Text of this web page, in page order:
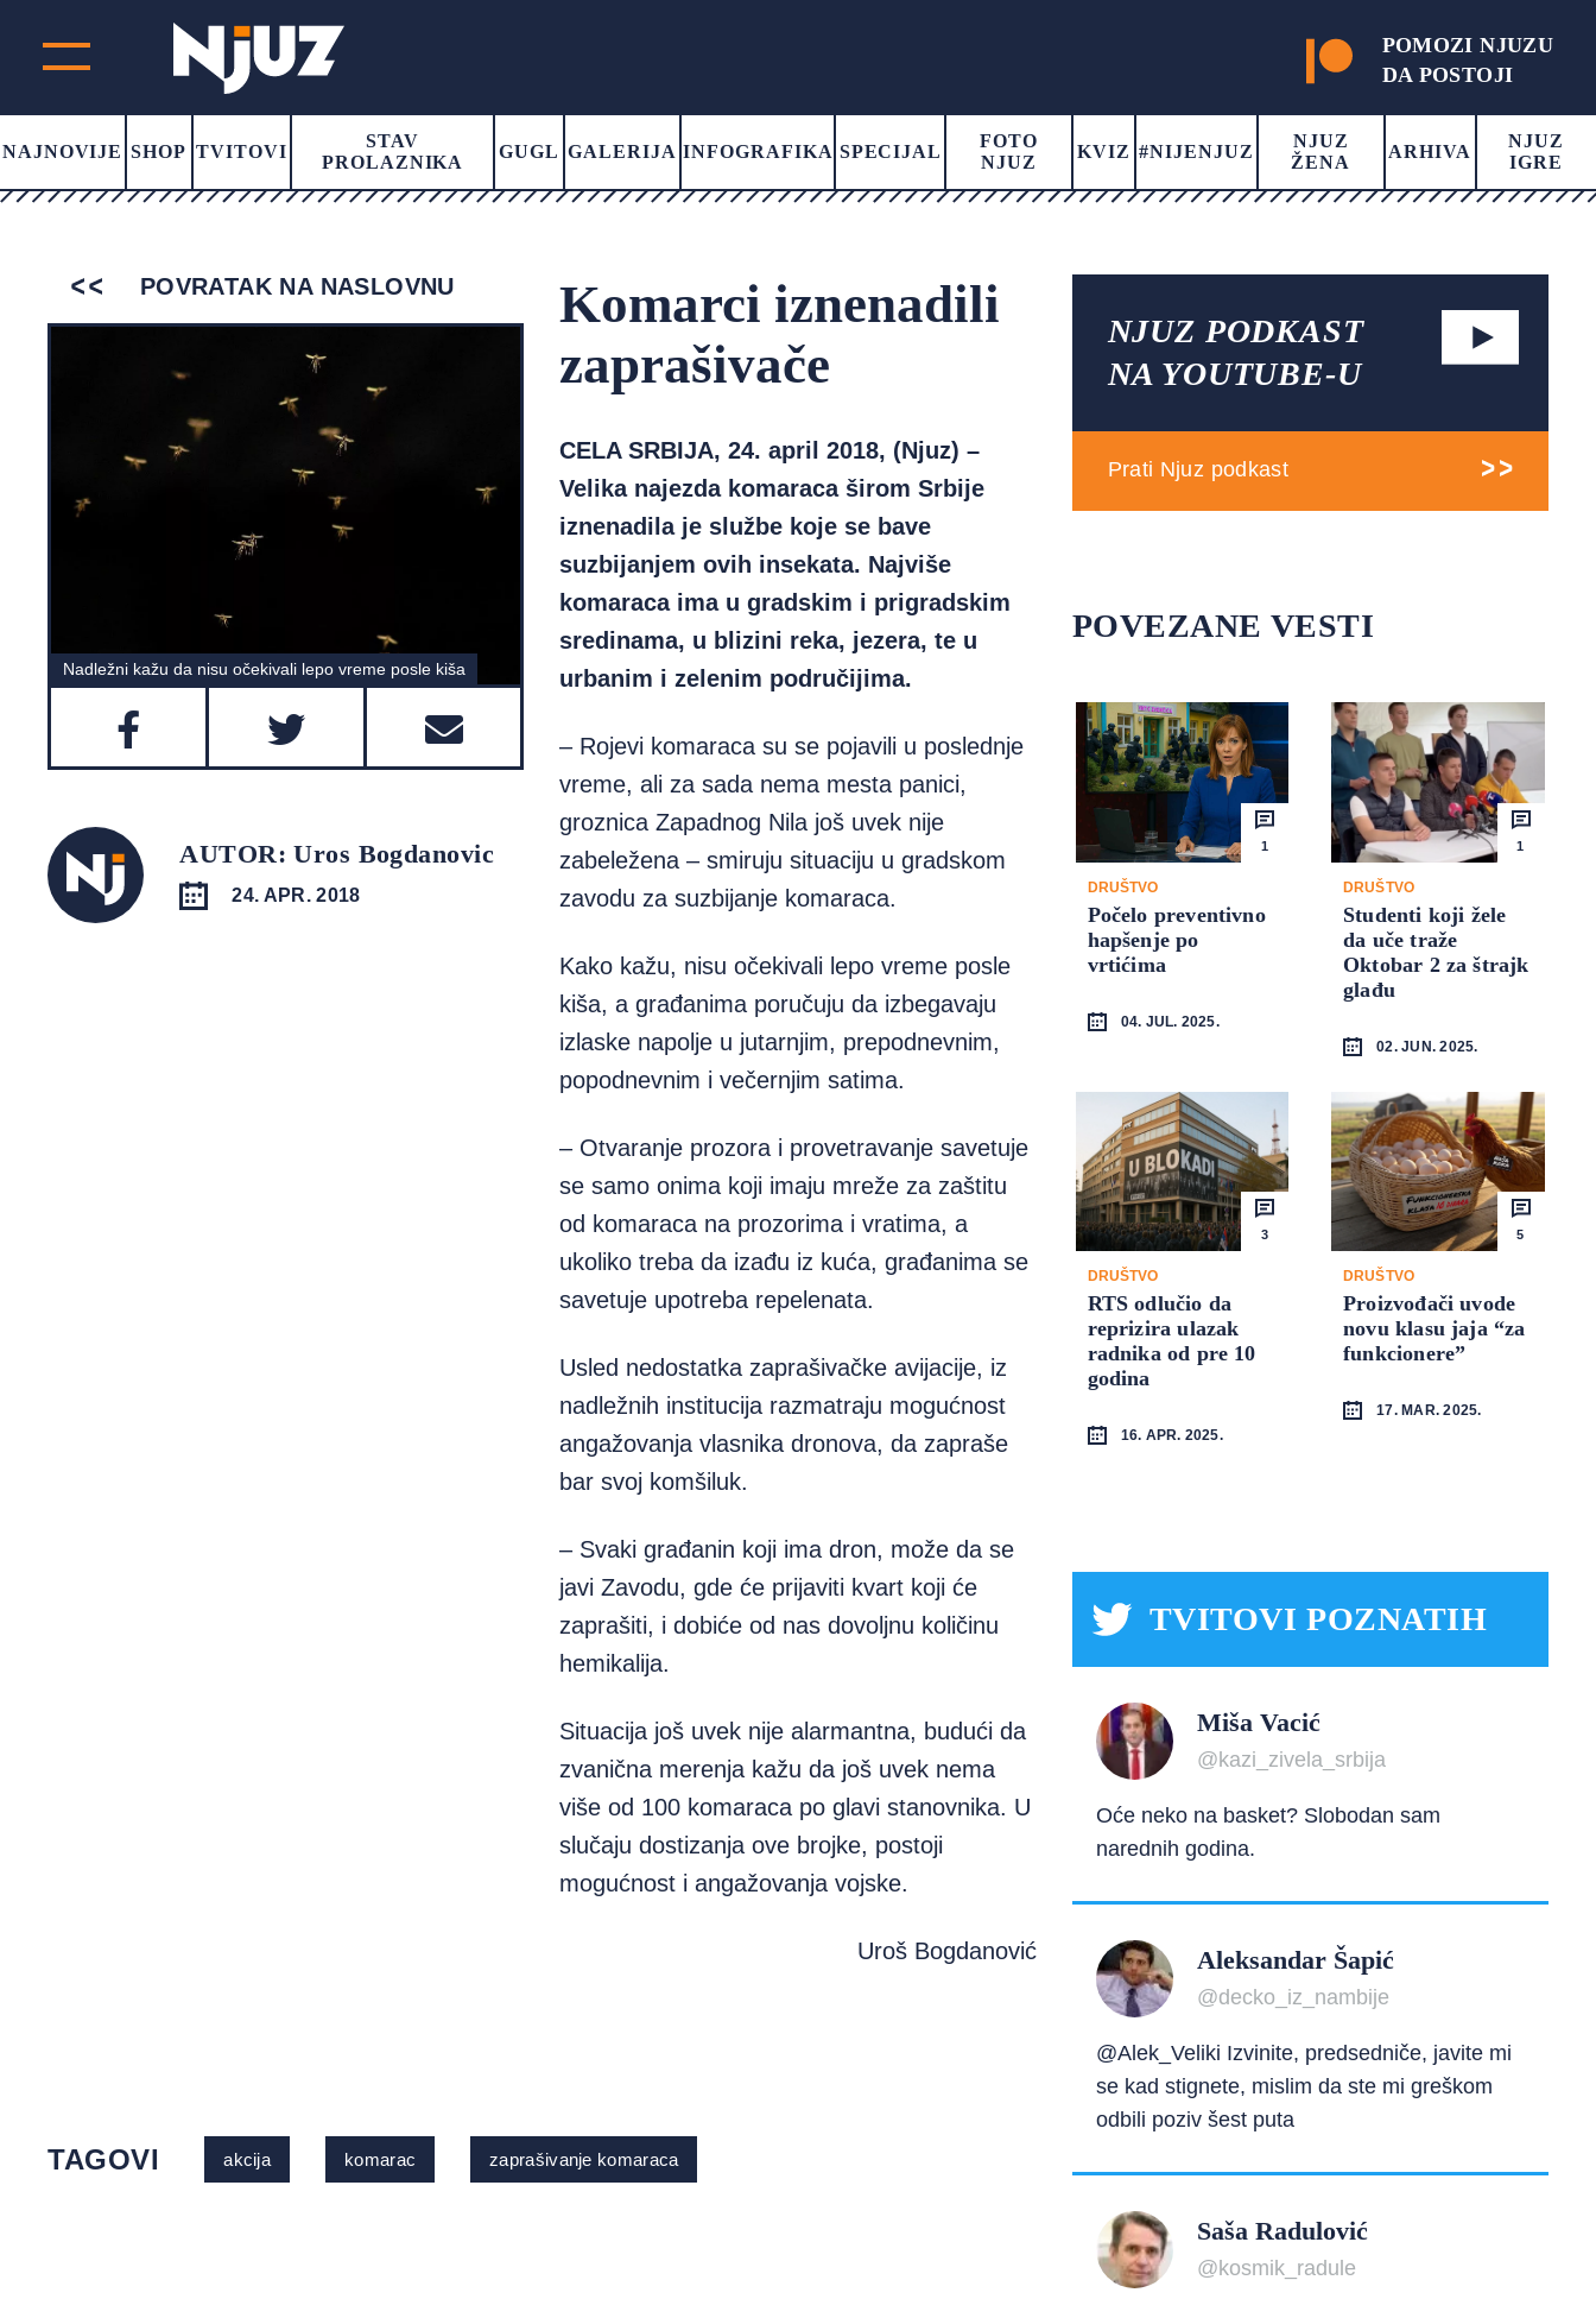
POMOZI NJUZU
DA POSTOJI
NAJNOVIJE SHOP TVITOVI
STAV
PROLAZNIKA
GUGL GALERIJA INFOGRAFIKA SPECIJAL
FOTO
NJUZ
KVIZ #NIJENJUZ
NJUZ
ŽENA
ARHIVA
NJUZ
IGRE
POVRATAK NA NASLOVNU
Nadležni kažu da nisu očekivali lepo vreme posle kiša
AUTOR: Uros Bogdanovic
24. APR. 2018
Komarci iznenadili
zaprašivače
CELA SRBIJA, 24. april 2018, (Njuz) –
Velika najezda komaraca širom Srbije
iznenadila je službe koje se bave
suzbijanjem ovih insekata. Najviše
komaraca ima u gradskim i prigradskim
sredinama, u blizini reka, jezera, te u
urbanim i zelenim područijima.
– Rojevi komaraca su se pojavili u poslednje
vreme, ali za sada nema mesta panici,
groznica Zapadnog Nila još uvek nije
zabeležena – smiruju situaciju u gradskom
zavodu za suzbijanje komaraca.
Kako kažu, nisu očekivali lepo vreme posle
kiša, a građanima poručuju da izbegavaju
izlaske napolje u jutarnjim, prepodnevnim,
popodnevnim i večernjim satima.
– Otvaranje prozora i provetravanje savetuje
se samo onima koji imaju mreže za zaštitu
od komaraca na prozorima i vratima, a
ukoliko treba da izađu iz kuća, građanima se
savetuje upotreba repelenata.
Usled nedostatka zaprašivačke avijacije, iz
nadležnih institucija razmatraju mogućnost
angažovanja vlasnika dronova, da zapraše
bar svoj komšiluk.
– Svaki građanin koji ima dron, može da se
javi Zavodu, gde će prijaviti kvart koji će
zaprašiti, i dobiće od nas dovoljnu količinu
hemikalija.
Situacija još uvek nije alarmantna, budući da
zvanična merenja kažu da još uvek nema
više od 100 komaraca po glavi stanovnika. U
slučaju dostizanja ove brojke, postoji
mogućnost i angažovanja vojske.
Uroš Bogdanović
TAGOVI akcija komarac zaprašivanje komaraca
NJUZ PODKAST
NA YOUTUBE-U
Prati Njuz podkast
POVEZANE VESTI
1
DRUŠTVO
Počelo preventivno
hapšenje po
vrtićima
04. JUL. 2025.
1
DRUŠTVO
Studenti koji žele
da uče traže
Oktobar 2 za štrajk
glađu
02. JUN. 2025.
3
DRUŠTVO
RTS odlučio da
reprizira ulazak
radnika od pre 10
godina
16. APR. 2025.
5
DRUŠTVO
Proizvođači uvode
novu klasu jaja “za
funkcionere”
17. MAR. 2025.
TVITOVI POZNATIH
Miša Vacić
@kazi_zivela_srbija
Oće neko na basket? Slobodan sam
narednih godina.
Aleksandar Šapić
@decko_iz_nambije
@Alek_Veliki Izvinite, predsedniče, javite mi
se kad stignete, mislim da ste mi greškom
odbili poziv šest puta
Saša Radulović
@kosmik_radule